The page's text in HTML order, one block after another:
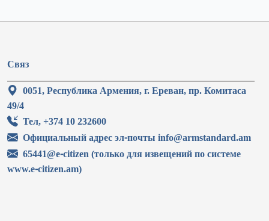
Связ
0051, Республика Армения, г. Ереван, пр. Комитаса
49/4
Тел, +374 10 232600
Официальный адрес эл-почты info@armstandard.am
65441@e-citizen (только для извещений по системе
www.e-citizen.am)